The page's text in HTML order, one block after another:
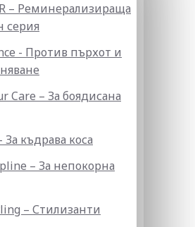
– Реминерализираща
серия
- Против пърхот и
Care – За боядисана
За къдрава коса
– За непокорна
– Стилизанти